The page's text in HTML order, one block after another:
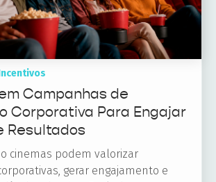
Campanhas de
Corporativa Para Engajar
Resultados
cinemas podem valorizar
gerar engajamento e